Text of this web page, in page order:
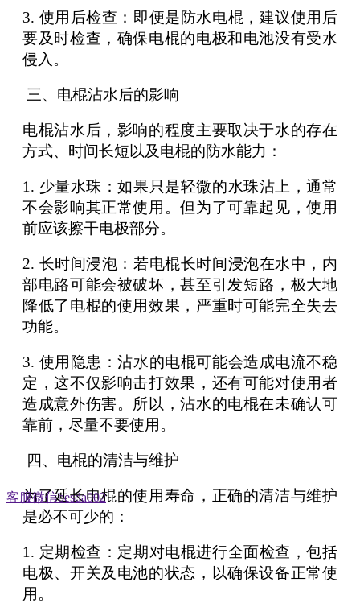
3. 使用后检查：即便是防水电棍，建议使用后
要及时检查，确保电棍的电极和电池没有受水
侵入。
三、电棍沾水后的影响
电棍沾水后，影响的程度主要取决于水的存在
方式、时间长短以及电棍的防水能力：
1. 少量水珠：如果只是轻微的水珠沾上，通常
不会影响其正常使用。但为了可靠起见，使用
前应该擦干电极部分。
2. 长时间浸泡：若电棍长时间浸泡在水中，内
部电路可能会被破坏，甚至引发短路，极大地
降低了电棍的使用效果，严重时可能完全失去
功能。
3. 使用隐患：沾水的电棍可能会造成电流不稳
定，这不仅影响击打效果，还有可能对使用者
造成意外伤害。所以，沾水的电棍在未确认可
靠前，尽量不要使用。
四、电棍的清洁与维护
为了延长电棍的使用寿命，正确的清洁与维护
是必不可少的：
1. 定期检查：定期对电棍进行全面检查，包括
电极、开关及电池的状态，以确保设备正常使
用。
客服微信besda002